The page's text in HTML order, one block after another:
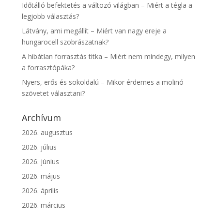
Időtálló befektetés a változó világban – Miért a tégla a
legjobb választás?
Látvány, ami megállít – Miért van nagy ereje a
hungarocell szobrászatnak?
A hibátlan forrasztás titka – Miért nem mindegy, milyen
a forrasztópáka?
Nyers, erős és sokoldalú – Mikor érdemes a molinó
szövetet választani?
Archívum
2026. augusztus
2026. július
2026. június
2026. május
2026. április
2026. március